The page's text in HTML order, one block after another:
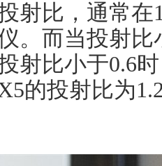
射比，通常
。而当投射
射比小于0.6
的投射比为